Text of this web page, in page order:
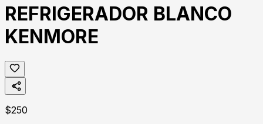
REFRIGERADOR BLANCO
KENMORE
$250